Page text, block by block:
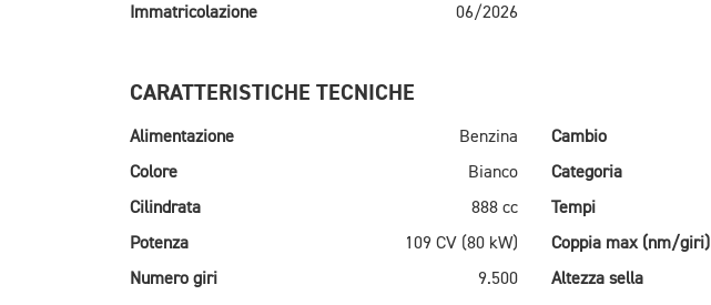
Immatricolazione
06/2026
CARATTERISTICHE TECNICHE
Alimentazione Benzina Cambio
Colore
Bianco Categoria
Cilindrata
888 cc Tempi
Potenza
109 CV (80 kW) Coppia max (nm/giri)
Numero giri
9.500 Altezza sella